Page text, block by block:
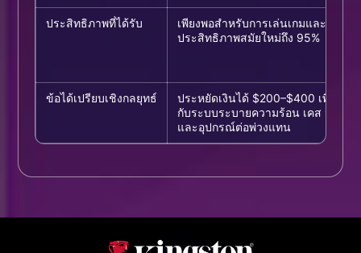
ประสิทธิภาพที่ได้รับ
เพียงพอสำหรับการเล่นเกมและงานด้
ประสิทธิภาพสมัยใหม่ถึง 95%
ข้อได้เปรียบเชิงกลยุทธ์
ประหยัดเงินได้ $200–$400 เพื่อนำ
กับระบบระบายความร้อน เคส จอแส
และอุปกรณ์ต่อพ่วงแทน